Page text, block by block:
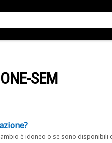
SEM
è idoneo o se sono disponibili